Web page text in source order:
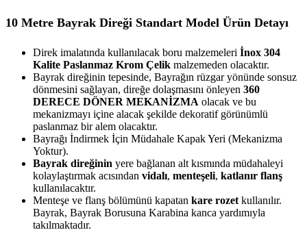
10 Metre Bayrak Direği Standart Model Ürün Detayı
Direk imalatında kullanılacak boru malzemeleri İnox 304
Kalite Paslanmaz Krom Çelik malzemeden olacaktır.
Bayrak direğinin tepesinde, Bayrağın rüzgar yönünde sonsuz
dönmesini sağlayan, direğe dolaşmasını önleyen 360
DERECE DÖNER MEKANİZMA olacak ve bu
mekanizmayı içine alacak şekilde dekoratif görünümlü
paslanmaz bir alem olacaktır.
Bayrağı İndirmek İçin Müdahale Kapak Yeri (Mekanizma
Yoktur).
Bayrak direğinin yere bağlanan alt kısmında müdahaleyi
kolaylaştırmak acısından vidalı, menteşeli, katlanır flanş
kullanılacaktır.
Menteşe ve flanş bölümünü kapatan kare rozet kullanılır.
Bayrak, Bayrak Borusuna Karabina kanca yardımıyla
takılmaktadır.